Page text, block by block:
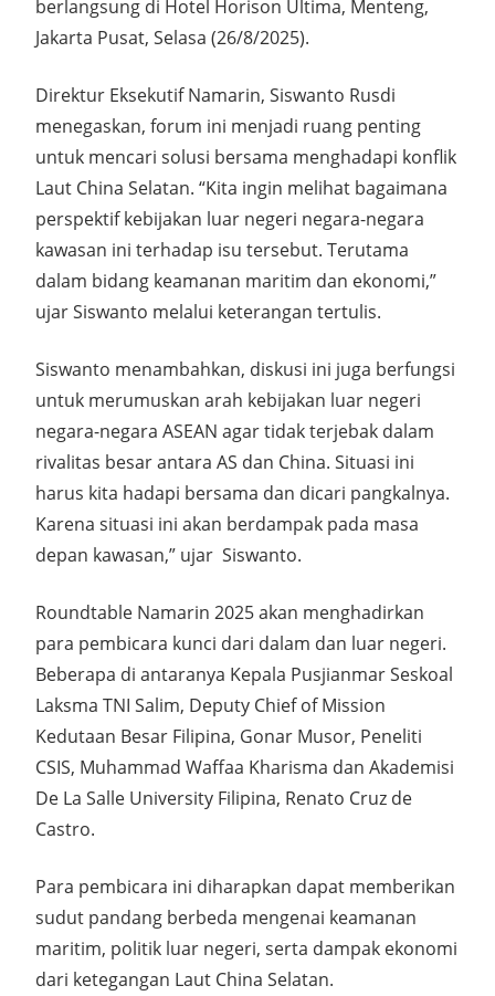
berlangsung di Hotel Horison Ultima, Menteng,
Jakarta Pusat, Selasa (26/8/2025).
Direktur Eksekutif Namarin, Siswanto Rusdi
menegaskan, forum ini menjadi ruang penting
untuk mencari solusi bersama menghadapi konflik
Laut China Selatan. “Kita ingin melihat bagaimana
perspektif kebijakan luar negeri negara-negara
kawasan ini terhadap isu tersebut. Terutama
dalam bidang keamanan maritim dan ekonomi,”
ujar Siswanto melalui keterangan tertulis.
Siswanto menambahkan, diskusi ini juga berfungsi
untuk merumuskan arah kebijakan luar negeri
negara-negara ASEAN agar tidak terjebak dalam
rivalitas besar antara AS dan China. Situasi ini
harus kita hadapi bersama dan dicari pangkalnya.
Karena situasi ini akan berdampak pada masa
depan kawasan,” ujar Siswanto.
Roundtable Namarin 2025 akan menghadirkan
para pembicara kunci dari dalam dan luar negeri.
Beberapa di antaranya Kepala Pusjianmar Seskoal
Laksma TNI Salim, Deputy Chief of Mission
Kedutaan Besar Filipina, Gonar Musor, Peneliti
CSIS, Muhammad Waffaa Kharisma dan Akademisi
De La Salle University Filipina, Renato Cruz de
Castro.
Para pembicara ini diharapkan dapat memberikan
sudut pandang berbeda mengenai keamanan
maritim, politik luar negeri, serta dampak ekonomi
dari ketegangan Laut China Selatan.